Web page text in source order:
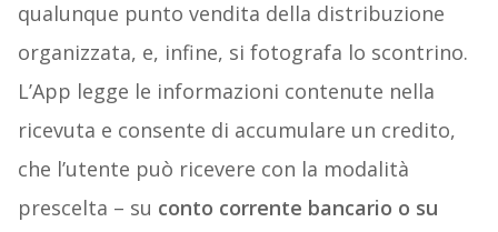
qualunque punto vendita della distribuzione
organizzata, e, infine, si fotografa lo scontrino.
L’App legge le informazioni contenute nella
ricevuta e consente di accumulare un credito,
che l’utente può ricevere con la modalità
prescelta – su conto corrente bancario o su